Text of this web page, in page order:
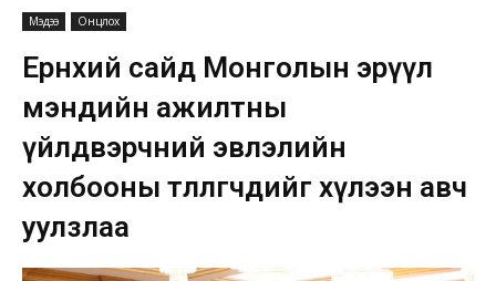
Мэдээ Онцлох
Ерөнхий сайд Монголын эрүүл
мэндийн ажилтны
үйлдвэрчний эвлэлийн
холбооны төлөөлөгчдийг хүлээн авч
уулзлаа